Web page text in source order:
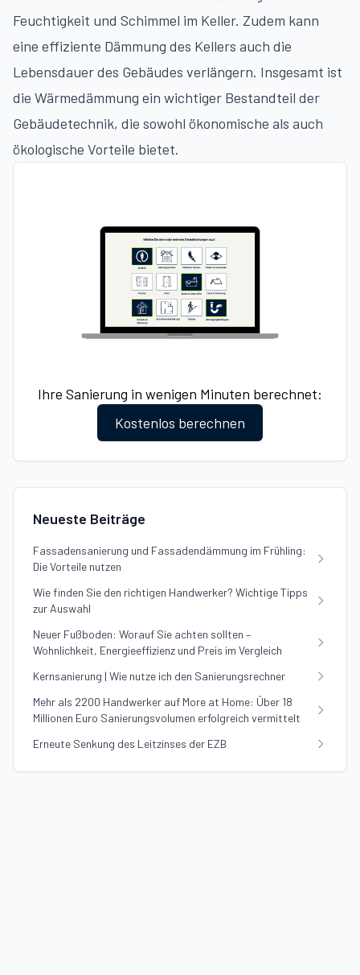
Feuchtigkeit und Schimmel im Keller. Zudem kann
eine effiziente Dämmung des Kellers auch die
Lebensdauer des Gebäudes verlängern. Insgesamt ist
die Wärmedämmung ein wichtiger Bestandteil der
Gebäudetechnik, die sowohl ökonomische als auch
ökologische Vorteile bietet.
Ihre Sanierung in wenigen Minuten berechnet:
Kostenlos berechnen
Neueste Beiträge
Fassadensanierung und Fassadendämmung im Frühling:
Die Vorteile nutzen
Wie finden Sie den richtigen Handwerker? Wichtige Tipps
zur Auswahl
Neuer Fußboden: Worauf Sie achten sollten –
Wohnlichkeit, Energieeffizienz und Preis im Vergleich
Kernsanierung | Wie nutze ich den Sanierungsrechner
Mehr als 2200 Handwerker auf More at Home: Über 18
Millionen Euro Sanierungsvolumen erfolgreich vermittelt
Erneute Senkung des Leitzinses der EZB